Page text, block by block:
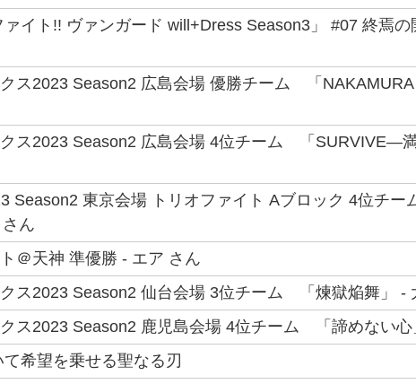
イト!! ヴァンガード will+Dress Season3」 #07 終焉
ス2023 Season2 広島会場 優勝チーム 「
クス2023 Season2 広島会場 4位チーム 「
Season2 東京会場 トリオファイト Aブロック 4位チ
ん
＠天神 準優勝 - エア さん
ス2023 Season2 仙台会場 3位チーム 「煉獄焔舞」
ス2023 Season2 鹿児島会場 4位チーム 「諦めない
て希望を乗せる聖なる刃